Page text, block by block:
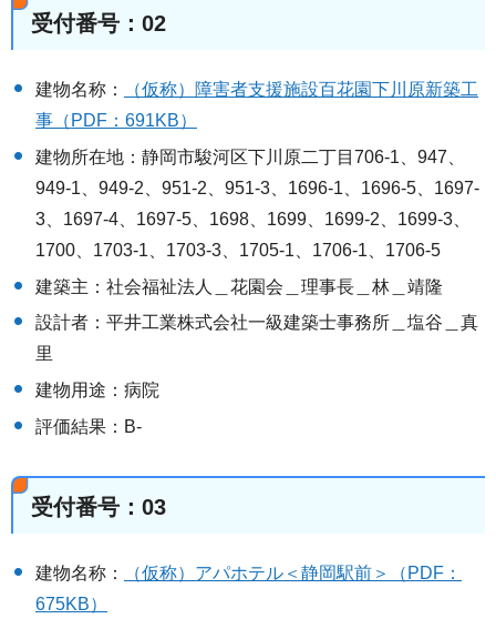
受付番号：02
建物名称：
（仮称）障害者支援施設百花園下川原新築工
事（PDF：691KB）
建物所在地：静岡市駿河区下川原二丁目706-1、947、
949-1、949-2、951-2、951-3、1696-1、1696-5、1697-
3、1697-4、1697-5、1698、1699、1699-2、1699-3、
1700、1703-1、1703-3、1705-1、1706-1、1706-5
建築主：社会福祉法人＿花園会＿理事長＿林＿靖隆
設計者：平井工業株式会社一級建築士事務所＿塩谷＿真
里
建物用途：病院
評価結果：B-
受付番号：03
建物名称：
（仮称）アパホテル＜静岡駅前＞（PDF：
675KB）